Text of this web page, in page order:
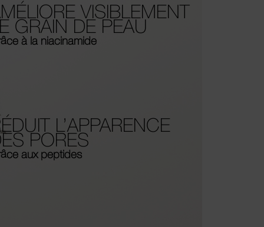
VISIBLEMENT
GRAIN DE PEAU
à la niacinamide
L’APPARENCE
PORES
aux peptides